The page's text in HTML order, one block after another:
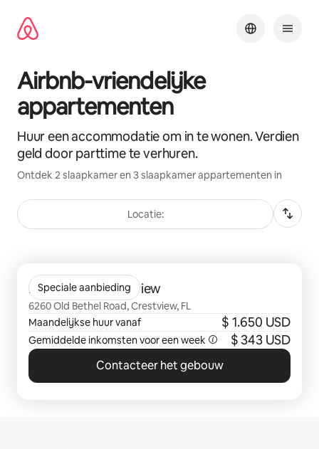
direct
naar
Airbnb-vriendelijke
appartementen
Huur een accommodatie om in te wonen. Verdien
geld door parttime te verhuren.
Ontdek 2 slaapkamer en 3 slaapkamer appartementen in
Locatie:
Speciale aanbieding
Exchange at Crestview
6260 Old Bethel Road, Crestview, FL
Maandelijkse huur vanaf
$ 1.650 USD
Gemiddelde inkomsten voor een week $ 343 USD
Contacteer het gebouw